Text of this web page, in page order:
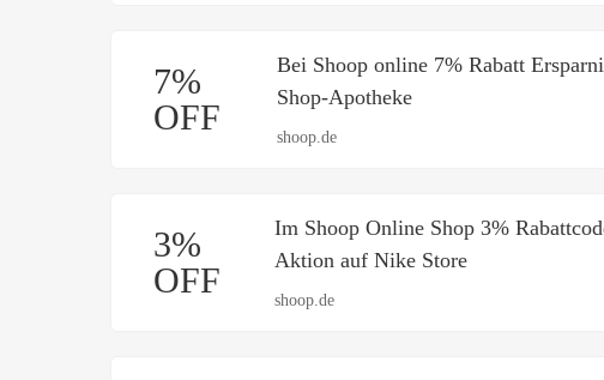
7%
OFF
Bei Shoop online 7% Rabatt
Shop-Apotheke
shoop.de
3%
OFF
Im Shoop Online Shop 3%
Aktion auf Nike Store
shoop.de